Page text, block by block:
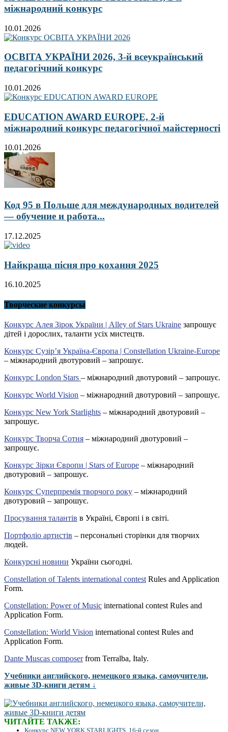
міжнародний конкурс
10.01.2026
ОСВІТА УКРАЇНИ 2026, 3-й всеукраїнський
педагогічний конкурс
10.01.2026
EDUCATION AWARD EUROPE, 2-й
міжнародний конкурс педагогічної майстерності
10.01.2026
Код 95 в Польше для международных водителей
— обучение и работа...
17.12.2025
Найкраща пісня про кохання 2025
16.10.2025
Творческие конкурсы
Конкурс Алея Зірок України | Alley of Stars Ukraine запрошує
дітей і дорослих, таланти усіх мистецтв.
Конкурс Сузір’я Україна-Європа | Constellation Ukraine-Europe
– міжнародний двотуровий – запрошує.
Конкурс London Stars – міжнародний двотуровий – запрошує.
Конкурс World Vision – міжнародний двотуровий – запрошує.
Конкурс New York Starlights – міжнародний двотуровий –
запрошує.
Конкурс Творча Сотня – міжнародний двотуровий –
запрошує.
Конкурс Зірки Європи | Stars of Europe – міжнародний
двотуровий – запрошує.
Конкурс Суперпремія творчого року – міжнародний
двотуровий – запрошує.
Просування талантів в Україні, Європі і в світі.
Портфоліо артистів – персональні сторінки для творчих
людей.
Конкурсні новини України сьогодні.
Constellation of Talents international contest Rules and Application
Form.
Constellation: Power of Music international contest Rules and
Application Form.
Constellation: World Vision international contest Rules and
Application Form.
Dante Muscas composerfrom Terralba, Italy.
Учебники английского, немецкого языка, самоучители,
живые 3D-книги детям ↓
ЧИТАЙТЕ ТАКЖЕ:
Конкурс NEW YORK STARLIGHTS, 16-й сезон